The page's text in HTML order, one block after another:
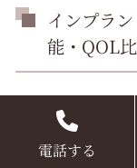
インプラ
能・QOL
高齢期のインプ
（QOL）向上
電話する